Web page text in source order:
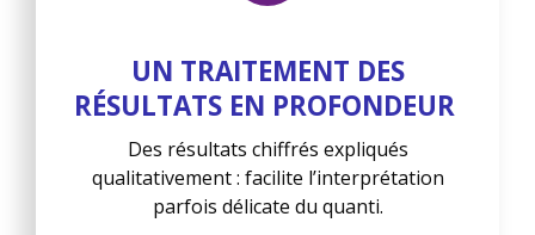
UN TRAITEMENT DES
RÉSULTATS EN PROFONDEUR
Des résultats chiffrés expliqués
qualitativement : facilite l’interprétation
parfois délicate du quanti.